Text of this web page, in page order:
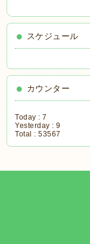
スケジュール
カウンター
Today :7
Yesterday :9
Total :53567